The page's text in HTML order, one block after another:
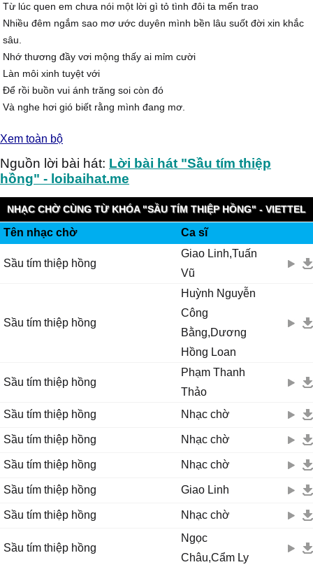
Từ lúc quen em chưa nói một lời gì tỏ tình đôi ta mến trao
Nhiều đêm ngắm sao mơ ước duyên mình bền lâu suốt đời xin khắc
sâu.
Nhớ thương đầy vơi mộng thấy ai mỉm cười
Làn môi xinh tuyệt với
Để rồi buồn vui ánh trăng soi còn đó
Và nghe hơi gió biết rằng mình đang mơ.
Nắm tương lai trong bàn tay một câu nói thôi
Đôi khi gặp nhau muốn khơi nhưng rồi lại thôi
Nói ra e ngại mặc theo gió trôi
Gửi thư trao cho người yêu vài câu luyến thương
Hân hoan hồn như nở hoa trông chờ hồi âm
Đắng cay trong lòng
Chỉ thấy thiệp hồng
Buồn nghe day rứt thêm
Lá thu chậm rơi từng lá nghe bùi ngùi
Mở rộng vòng tay đón em nhưng nào hay
Hôm nay nhìn xe kết hoa xuôi ngược nẻo đường
Hân hoan hồn như nở hoa trông chờ hồi âm
Đắng cay trong lòng
Xem toàn bộ
Nguồn lời bài hát: Lời bài hát "Sầu tím thiệp
hồng" - loibaihat.me
NHẠC CHỜ CÙNG TỪ KHÓA "SẦU TÍM THIỆP HỒNG" - VIETTEL
Tên nhạc chờ Ca sĩ
Sầu tím thiệp hồng
Giao Linh,Tuấn
Vũ
Sầu tím thiệp hồng
Huỳnh Nguyễn
Công
Bằng,Dương
Hồng Loan
Sầu tím thiệp hồng
Phạm Thanh
Thảo
Sầu tím thiệp hồng
Nhạc chờ
Sầu tím thiệp hồng Nhạc chờ
Sầu tím thiệp hồng Nhạc chờ
Sầu tím thiệp hồng Giao Linh
Sầu tím thiệp hồng Nhạc chờ
Sầu tím thiệp hồng
Ngọc
Châu,Cẩm Ly